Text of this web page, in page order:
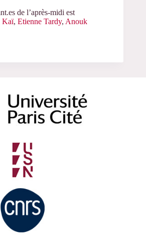
de l’après-midi est
Kaï, Etienne Tardy, Anouk